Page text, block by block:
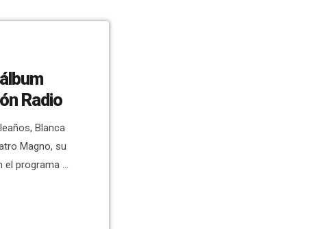
Radio
Blanca
Magno, su
el programa El
y Javier